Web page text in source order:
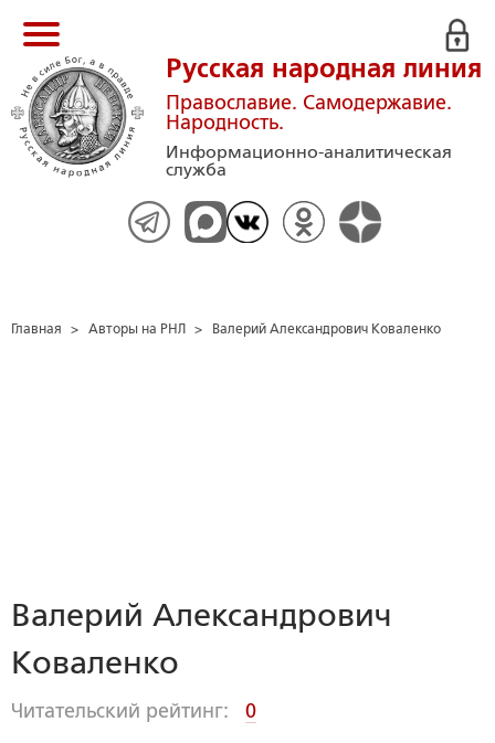
Русская народная линия
Православие. Самодержавие.
Народность.
Информационно-аналитическая
служба
Главная > Авторы на РНЛ > Валерий Александрович Коваленко
Валерий Александрович
Коваленко
Читательский рейтинг: 0